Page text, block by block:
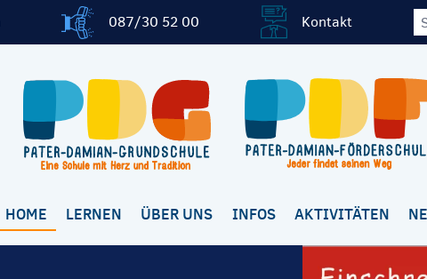
087/30 52 00 Kontakt
HOME LERNEN ÜBER UNS INFOS AKTIVITÄTEN